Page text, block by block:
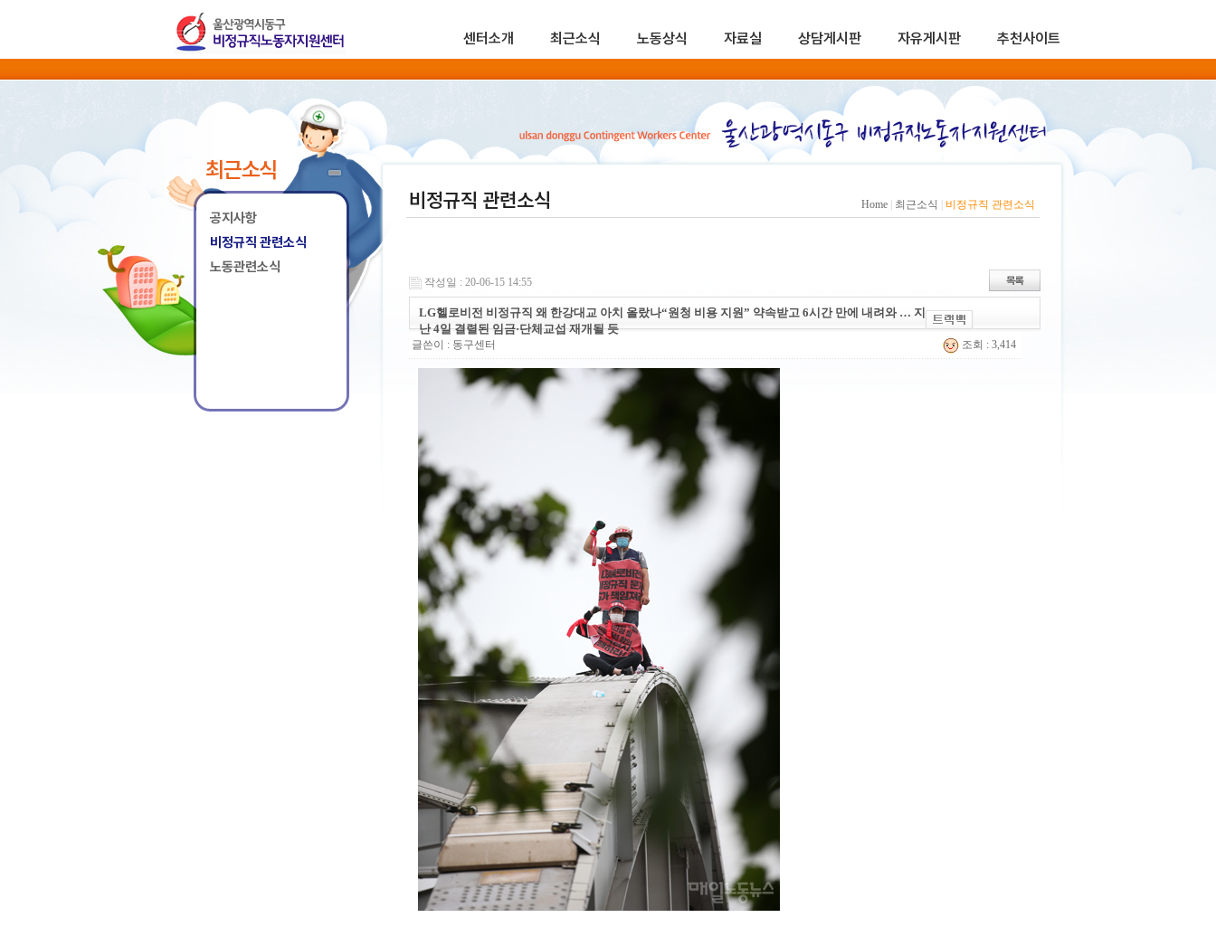
센터소개 최근소식 노동상식 자료실 상담게시판 자유게시판 추천사이트
최근소식
공지사항
비정규직 관련소식
노동관련소식
비정규직 관련소식 Home 최근소식 비정규직 관련소식
작성일 : 20-06-15 14:55
LG헬로비전 비정규직 왜 한강대교 아치 올랐나“원청 비용 지원” 약속받고 6시간 만에 내려와 … 지
난 4일 결렬된 임금·단체교섭 재개될 듯
글쓴이 : 동구센터 조회 : 3,414